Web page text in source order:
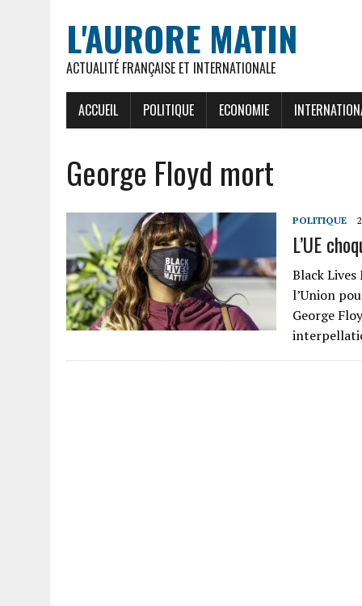
L'AURORE MATIN
ACTUALITÉ FRANÇAISE ET INTERNATIONALE
ACCUEIL POLITIQUE ECONOMIE
George Floyd mort
POLITIQUE
L’UE
Black
l’Union
George